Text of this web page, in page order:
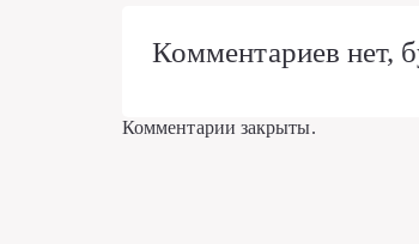
Комментариев нет,
Комментарии закрыты.